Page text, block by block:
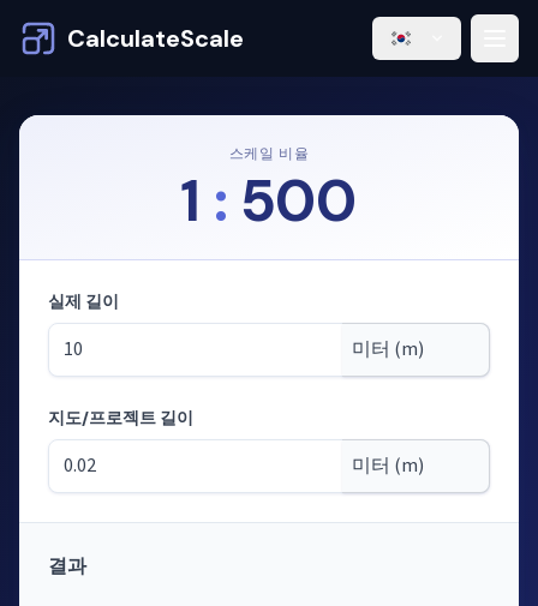
CalculateScale
스케일 비율
1 : 500
모드: 축척으로 길이 계산
실제 길이
지도/프로젝트 길이
결과